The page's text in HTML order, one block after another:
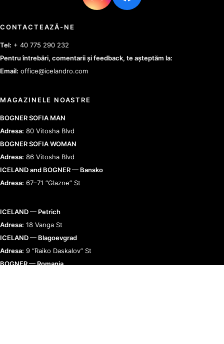
CONTACTEAZĂ-NE
Tel: + 40 775 290 232
Pentru întrebări, comentarii și feedback, te așteptăm la:
Email: office@icelandro.com
MAGAZINELE NOASTRE
BOGNER SOFIA MAN
Adresa: 80 Vitosha Blvd
BOGNER SOFIA WOMAN
Adresa: 86 Vitosha Blvd
ICELAND and BOGNER — Bansko
Adresa: 67–71 “Glazne” St
ICELAND — Petrich
Adresa: 18 Vanga St
ICELAND — Blagoevgrad
Adresa: 9 “Raiko Daskalov” St
BOGNER — Romania